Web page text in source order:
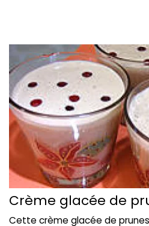
Crème glacée de
Cette crème glacée de